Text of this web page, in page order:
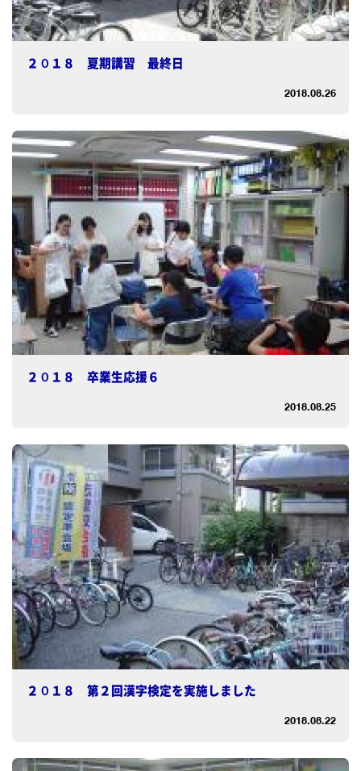
２０１８ 夏期講習 最終日
2018.08.26
２０１８ 卒業生応援６
2018.08.25
２０１８ 第２回漢字検定を実施しました
2018.08.22